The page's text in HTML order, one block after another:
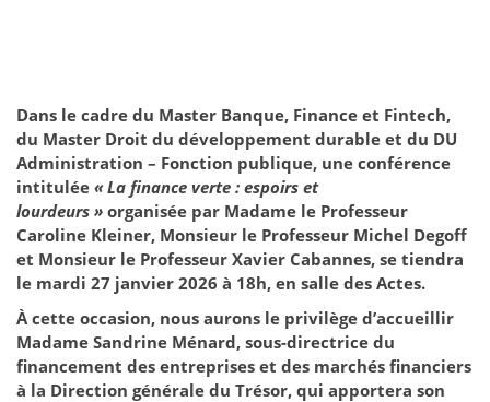
Dans le cadre du Master Banque, Finance et Fintech,
du Master Droit du développement durable et du DU
Administration – Fonction publique, une conférence
intitulée « La finance verte : espoirs et
lourdeurs » organisée par Madame le Professeur
Caroline Kleiner, Monsieur le Professeur Michel Degoff
et Monsieur le Professeur Xavier Cabannes, se tiendra
le mardi 27 janvier 2026 à 18h, en salle des Actes.
À cette occasion, nous aurons le privilège d’accueillir
Madame Sandrine Ménard, sous-directrice du
financement des entreprises et des marchés financiers
à la Direction générale du Trésor, qui apportera son